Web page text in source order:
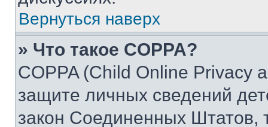
Вернуться наверх
» Что такое COPPA?
COPPA (Child Online Privacy
защите личных сведений
закон Соединенных Штатов,